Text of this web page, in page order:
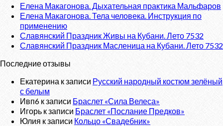
Елена Макагонова. Дыхательная практика Мальфаров
Елена Макагонова. Тела человека. Инструкция по
применению
Славянский Праздник Живы на Кубани. Лето 7532
Славянский Праздник Масленица на Кубани. Лето 7532
Последние отзывы
Екатерина к записи Русский народный костюм зелёный
с белым
Ивп6 к записи Браслет «Сила Велеса»
Игорь к записи Браслет «Послание Предков»
Юлия к записи Кольцо «Свадебник»